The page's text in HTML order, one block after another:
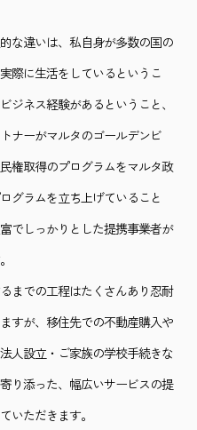
な違いは、私自身が多数の国の
際に生活をしているというこ
ジネス経験があるということ、
ナーがマルタのゴールデンビ
権取得のプログラムをマルタ政
グラムを立ち上げていること
でしっかりとした提携事業者が
までの工程はたくさんあり忍耐
すが、移住先での不動産購入や
人設立・ご家族の学校手続きな
り添った、幅広いサービスの提
いただきます。